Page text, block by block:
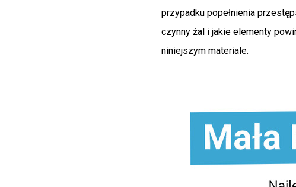
przypadku popełnienia
czynny żal i jakie elementy
niniejszym materiale.